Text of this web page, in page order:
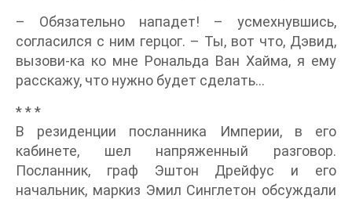
– Обязательно нападет! – усмехнувшись,
согласился с ним герцог. – Ты, вот что, Дэвид,
вызови-ка ко мне Рональда Ван Хайма, я ему
расскажу, что нужно будет сделать…
* * *
В резиденции посланника Империи, в его
кабинете, шел напряженный разговор.
Посланник, граф Эштон Дрейфус и его
начальник, маркиз Эмил Синглетон обсуждали